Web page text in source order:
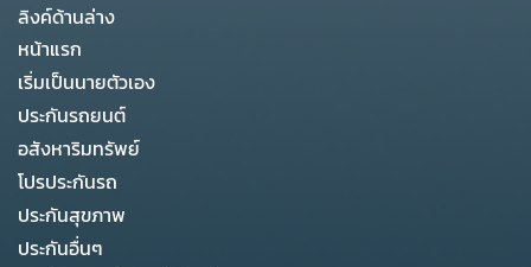
ลิงค์ด้านล่าง
หน้าแรก
เริ่มเป็นนายตัวเอง
ประกันรถยนต์
อสังหาริมทรัพย์
โปรประกันรถ
ประกันสุขภาพ
ประกันอื่นๆ